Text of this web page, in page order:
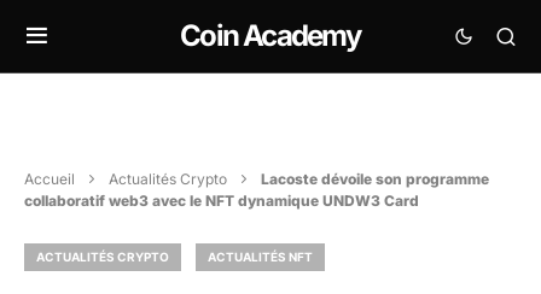
Coin Academy
Accueil Actualités Crypto
Lacoste dévoile son programme
collaboratif web3 avec le NFT dynamique UNDW3 Card
ACTUALITÉS CRYPTO ACTUALITÉS NFT